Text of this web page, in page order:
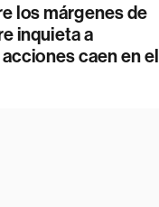
los márgenes de
inquieta a
caen en el